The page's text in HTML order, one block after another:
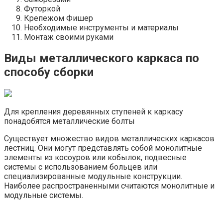
Футоркой
Крепежом Фишер
Необходимые инструменты и материалы
Монтаж своими руками
Виды металлического каркаса по
способу сборки
Для крепления деревянных ступеней к каркасу
понадобятся металлические болты
Существует множество видов металлических каркасов
лестниц. Они могут представлять собой монолитные
элементы из косоуров или кобылок, подвесные
системы с использованием больцев или
специализированные модульные конструкции.
Наиболее распространенными считаются монолитные и
модульные системы.